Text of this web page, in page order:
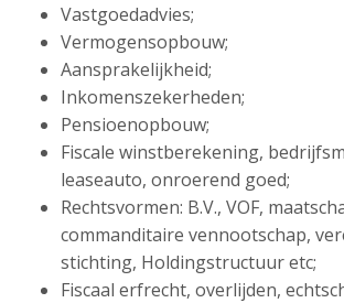
Vastgoedadvies;
Vermogensopbouw;
Aansprakelijkheid;
Inkomenszekerheden;
Pensioenopbouw;
Fiscale winstberekening,
leaseauto, onroerend goed;
Rechtsvormen: B.V., VOF,
commanditaire vennootschap,
stichting, Holdingstructuur etc;
Fiscaal erfrecht, overlijden,